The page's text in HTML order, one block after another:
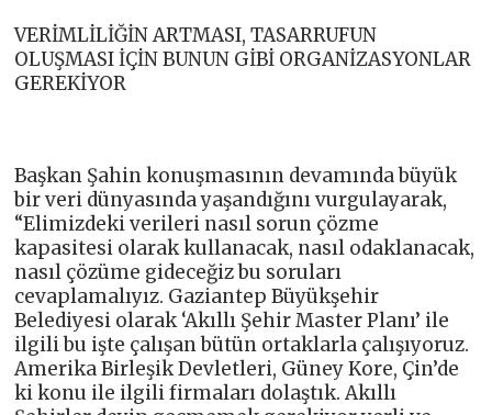
VERİMLİLİĞİN ARTMASI, TASARRUFUN
OLUŞMASI İÇİN BUNUN GİBİ ORGANİZASYONLAR
GEREKİYOR
Başkan Şahin konuşmasının devamında büyük
bir veri dünyasında yaşandığını vurgulayarak,
“Elimizdeki verileri nasıl sorun çözme
kapasitesi olarak kullanacak, nasıl odaklanacak,
nasıl çözüme gideceğiz bu soruları
cevaplamalıyız. Gaziantep Büyükşehir
Belediyesi olarak ‘Akıllı Şehir Master Planı’ ile
ilgili bu işte çalışan bütün ortaklarla çalışıyoruz.
Amerika Birleşik Devletleri, Güney Kore, Çin’de
ki konu ile ilgili firmaları dolaştık. Akıllı